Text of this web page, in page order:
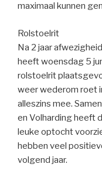
maximaal kunnen
Rolstoelrit
Na 2 jaar
heeft woensdag 5
rolstoelrit
weer wederom roet
alleszins mee.
en Volharding heeft
leuke optocht
hebben veel
volgend jaar.